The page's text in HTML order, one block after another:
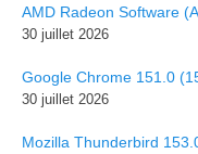
AMD Radeon Software
30 juillet 2026
Google Chrome 151.0
30 juillet 2026
Mozilla Thunderbird